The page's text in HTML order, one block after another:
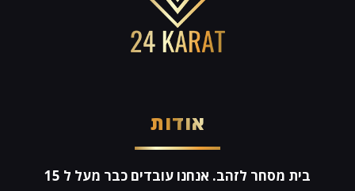
אודות
בית מסחר לזהב. אנחנו עובדים כבר מעל ל 15